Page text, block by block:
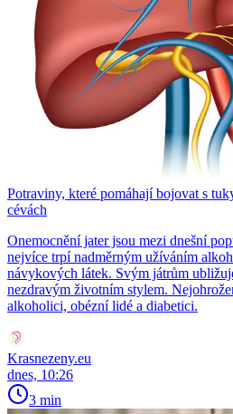
Potraviny, které pomáhají bojovat s
cévách
Onemocnění jater jsou mezi dnešní
nejvíce trpí nadměrným užíváním
návykových látek. Svým játrům
nezdravým životním stylem.
alkoholici, obézní lidé a diabetici.
Krasnezeny.eu
dnes, 10:26
3 min